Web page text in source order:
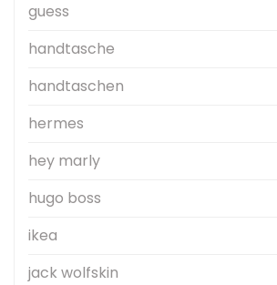
guess
handtasche
handtaschen
hermes
hey marly
hugo boss
ikea
jack wolfskin